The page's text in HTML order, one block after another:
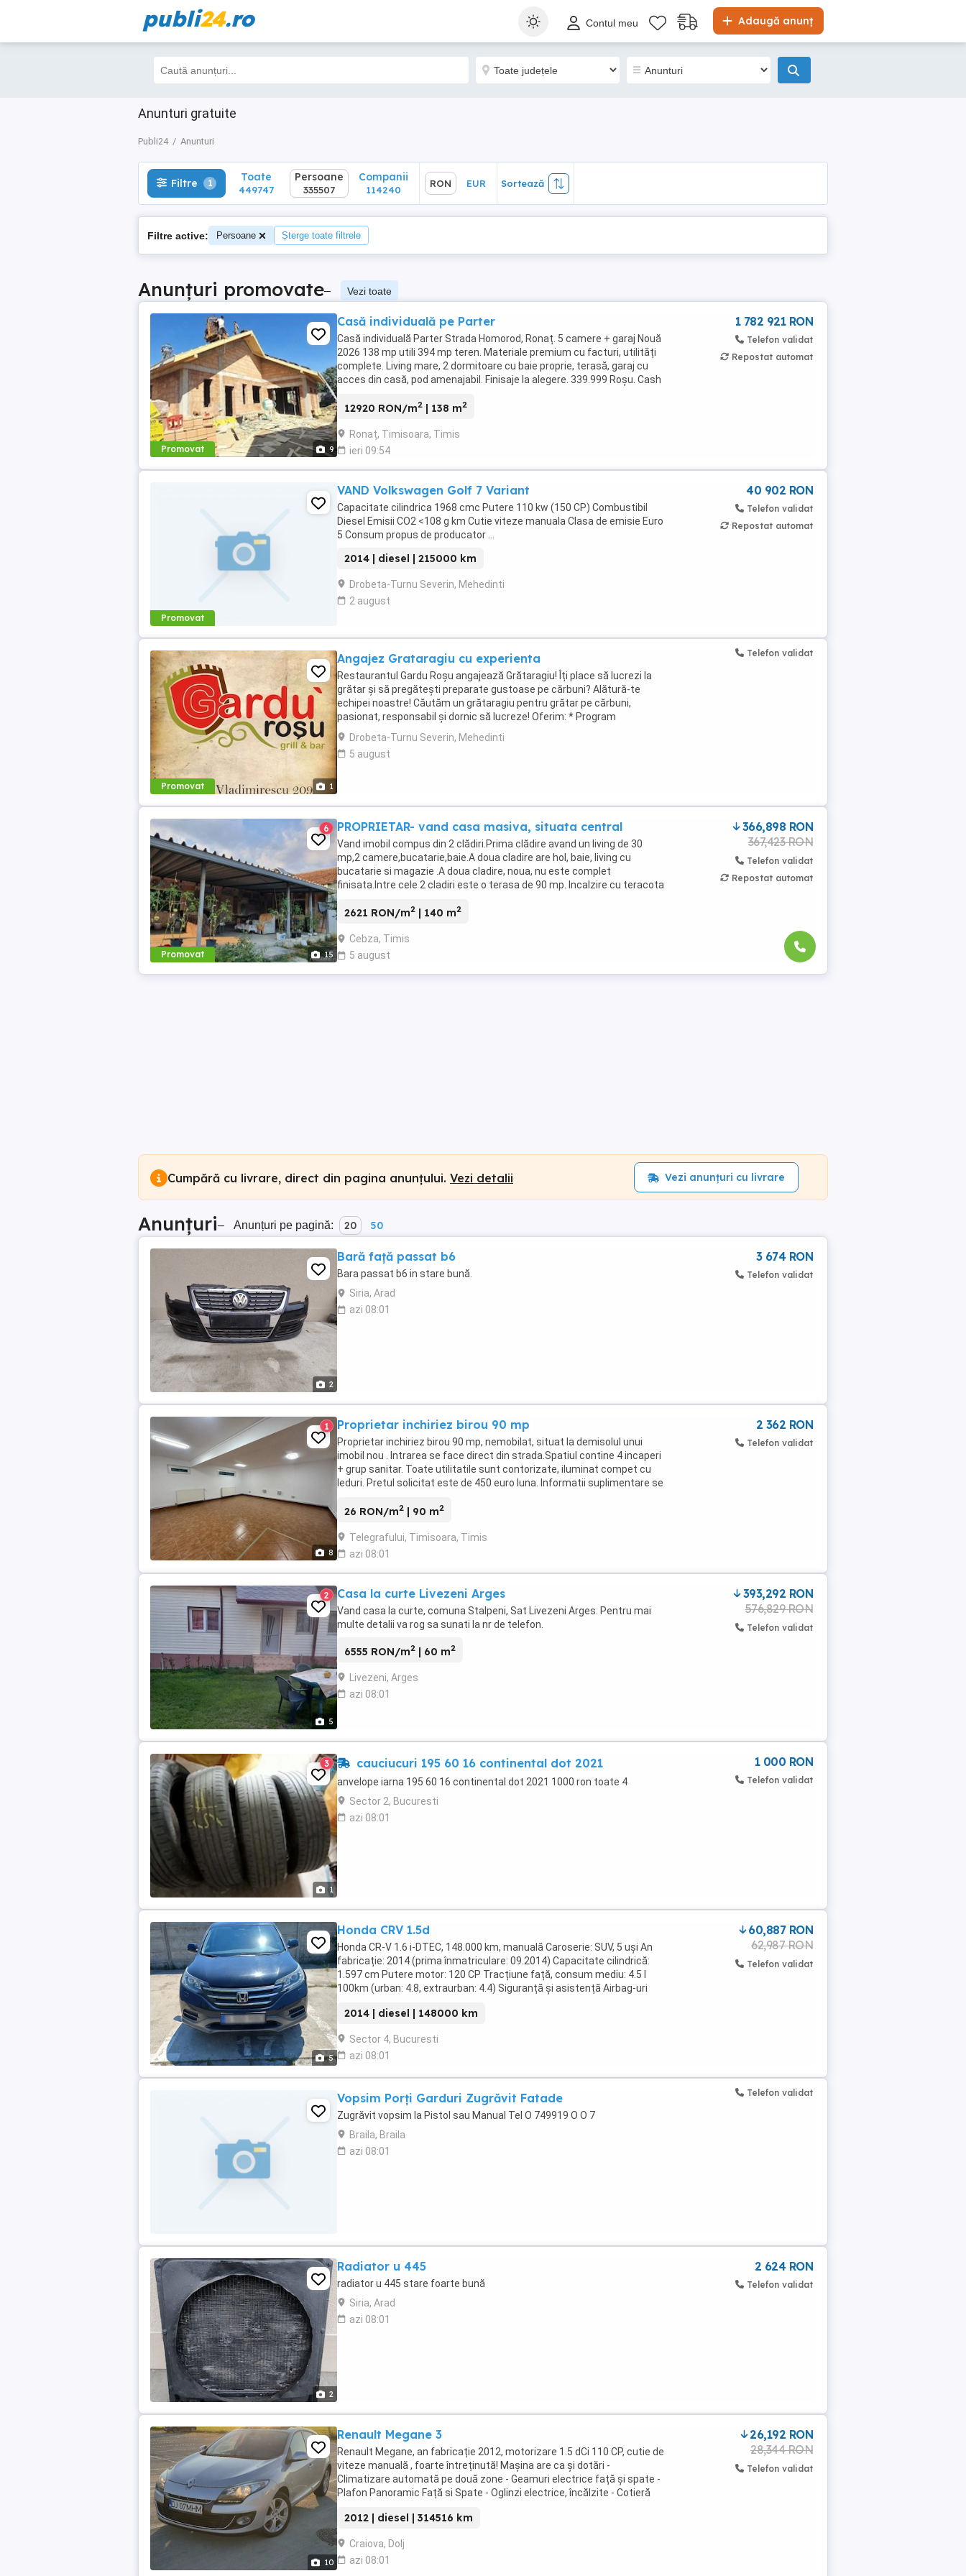
publi24.ro Adaugă anunț
Contul meu
Anunturi gratuite
Publi24 Anunturi
Filtre 1 Toate
449747
Sortează
Filtre 1 Toate
449747
Persoane
335507
Companii
114240
RON EUR Sortează
Filtre active: Persoane Șterge toate filtrele
Anunțuri promovate– Vezi toate
Promovat 9
Casă individuală pe Parter
Casă individuală Parter Strada Homorod, Ronaț. 5 camere + garaj Nouă
2026 138 mp utili 394 mp teren. Materiale premium cu facturi, utilități
complete. Living mare, 2 dormitoare cu baie proprie, terasă, garaj cu
acces din casă, pod amenajabil. Finisaje la alegere. 339.999 Roșu. Cash
12920 RON/m2 | 138 m2
Ronaț, Timisoara, Timis
ieri 09:54
1 782 921 RON
Telefon validat
Repostat automat
Promovat
VAND Volkswagen Golf 7 Variant
Capacitate cilindrica 1968 cmc Putere 110 kw (150 CP) Combustibil
Diesel Emisii CO2 <108 g km Cutie viteze manuala Clasa de emisie Euro
5 Consum propus de producator ...
2014 | diesel | 215000 km
Drobeta-Turnu Severin, Mehedinti
2 august
40 902 RON
Telefon validat
Repostat automat
Promovat 1
Angajez Grataragiu cu experienta
Restaurantul Gardu Roșu angajează Grătaragiu! Îți place să lucrezi la
grătar și să pregătești preparate gustoase pe cărbuni? Alătură-te
echipei noastre! Căutăm un grătaragiu pentru grătar pe cărbuni,
pasionat, responsabil și dornic să lucreze! Oferim: * Program
avantajos: 2 zile lucrate ...
Drobeta-Turnu Severin, Mehedinti
5 august
Telefon validat
Promovat 15
6 PROPRIETAR- vand casa masiva, situata central
Vand imobil compus din 2 clădiri.Prima clădire avand un living de 30
mp,2 camere,bucatarie,baie.A doua cladire are hol, baie, living cu
bucatarie si magazie .A doua cladire, noua, nu este complet
finisata.Intre cele 2 cladiri este o terasa de 90 mp. Incalzire cu teracota
2621 RON/m2 | 140 m2
Cebza, Timis
5 august
366,898 RON
367,423 RON
Telefon validat
Repostat automat
Cumpără cu livrare, direct din pagina anunțului. Vezi detalii Vezi anunțuri cu livrare
Anunțuri– Anunțuri pe pagină: 20 50
2
Bară față passat b6
Bara passat b6 in stare bună.
Siria, Arad
azi 08:01
3 674 RON
Telefon validat
8
1 Proprietar inchiriez birou 90 mp
Proprietar inchiriez birou 90 mp, nemobilat, situat la demisolul unui
imobil nou . Intrarea se face direct din strada.Spatiul contine 4 incaperi
+ grup sanitar. Toate utilitatile sunt contorizate, iluminat compet cu
leduri. Pretul solicitat este de 450 euro luna. Informatii suplimentare se
26 RON/m2 | 90 m2
Telegrafului, Timisoara, Timis
azi 08:01
2 362 RON
Telefon validat
5
2 Casa la curte Livezeni Arges
Vand casa la curte, comuna Stalpeni, Sat Livezeni Arges. Pentru mai
multe detalii va rog sa sunati la nr de telefon.
6555 RON/m2 | 60 m2
Livezeni, Arges
azi 08:01
393,292 RON
576,829 RON
Telefon validat
1
3 cauciucuri 195 60 16 continental dot 2021
anvelope iarna 195 60 16 continental dot 2021 1000 ron toate 4
Sector 2, Bucuresti
azi 08:01
1 000 RON
Telefon validat
5
Honda CRV 1.5d
Honda CR-V 1.6 i-DTEC, 148.000 km, manuală Caroserie: SUV, 5 uși An
fabricație: 2014 (prima înmatriculare: 09.2014) Capacitate cilindrică:
1.597 cm Putere motor: 120 CP Tracțiune față, consum mediu: 4.5 l
100km (urban: 4.8, extraurban: 4.4) Siguranță și asistență Airbag-uri
2014 | diesel | 148000 km
Sector 4, Bucuresti
azi 08:01
60,887 RON
62,987 RON
Telefon validat
Vopsim Porți Garduri Zugrăvit Fatade
Zugrăvit vopsim la Pistol sau Manual Tel O 749919 O O 7
Braila, Braila
azi 08:01
Telefon validat
2
Radiator u 445
radiator u 445 stare foarte bună
Siria, Arad
azi 08:01
2 624 RON
Telefon validat
10
Renault Megane 3
Renault Megane, an fabricație 2012, motorizare 1.5 dCi 110 CP, cutie de
viteze manuală , foarte întreținută! Mașina are ca și dotări -
Climatizare automată pe două zone - Geamuri electrice față și spate -
Plafon Panoramic Față si Spate - Oglinzi electrice, încălzite - Cotieră
2012 | diesel | 314516 km
Craiova, Dolj
azi 08:01
26,192 RON
28,344 RON
Telefon validat